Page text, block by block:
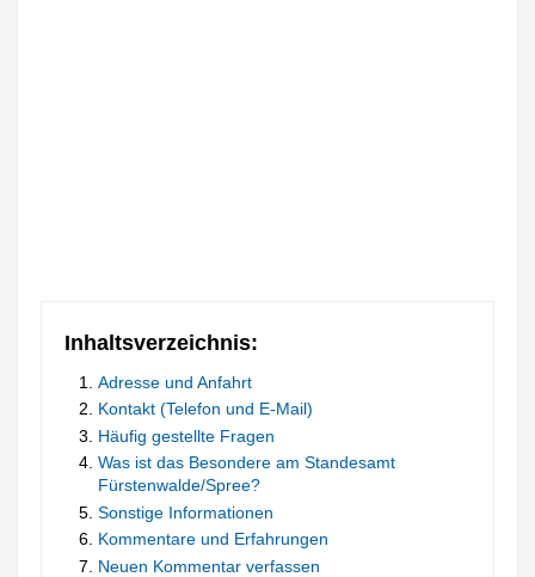
Inhaltsverzeichnis:
Adresse und Anfahrt
Kontakt (Telefon und E-Mail)
Häufig gestellte Fragen
Was ist das Besondere am Standesamt
Fürstenwalde/Spree?
Sonstige Informationen
Kommentare und Erfahrungen
Neuen Kommentar verfassen